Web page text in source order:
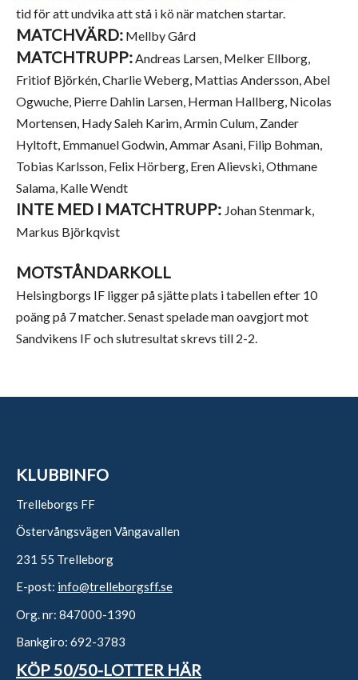
tid för att undvika att stå i kö när matchen startar.
MATCHVÄRD: Mellby Gård
MATCHTRUPP: Andreas Larsen, Melker Ellborg,
Fritiof Björkén, Charlie Weberg, Mattias Andersson, Abel
Ogwuche, Pierre Dahlin Larsen, Herman Hallberg, Nicolas
Mortensen, Hady Saleh Karim, Armin Culum, Zander
Hyltoft, Emmanuel Godwin, Ammar Asani, Filip Bohman,
Tobias Karlsson, Felix Hörberg, Eren Alievski, Othmane
Salama, Kalle Wendt
INTE MED I MATCHTRUPP: Johan Stenmark,
Markus Björkqvist
MOTSTÅNDARKOLL
Helsingborgs IF ligger på sjätte plats i tabellen efter 10
poäng på 7 matcher. Senast spelade man oavgjort mot
Sandvikens IF och slutresultat skrevs till 2-2.
KLUBBINFO
Trelleborgs FF
Östervångsvägen Vångavallen
231 55 Trelleborg
E-post: info@trelleborgsff.se
Org. nr: 847000-1390
Bankgiro: 692-3783
KÖP 50/50-LOTTER HÄR